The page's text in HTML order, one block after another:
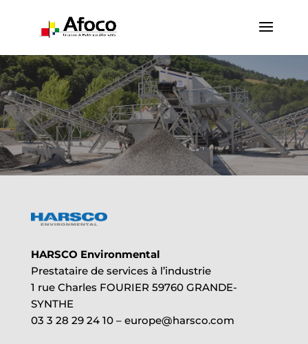
HARSCO Environmental
Prestataire de services à l’industrie
1 rue Charles FOURIER 59760 GRANDE-
SYNTHE
03 3 28 29 24 10 – europe@harsco.com